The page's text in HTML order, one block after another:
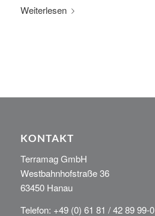
Weiterlesen
KONTAKT
Terramag GmbH
Westbahnhofstraße 36
63450 Hanau
Telefon: +49 (0) 61 81 / 42 89 99-0